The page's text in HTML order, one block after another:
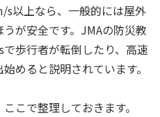
s以上なら、一般的には屋外
が安全です。JMAの防災教
歩行者が転倒したり、高速
めると説明されています。
こで整理しておきます。